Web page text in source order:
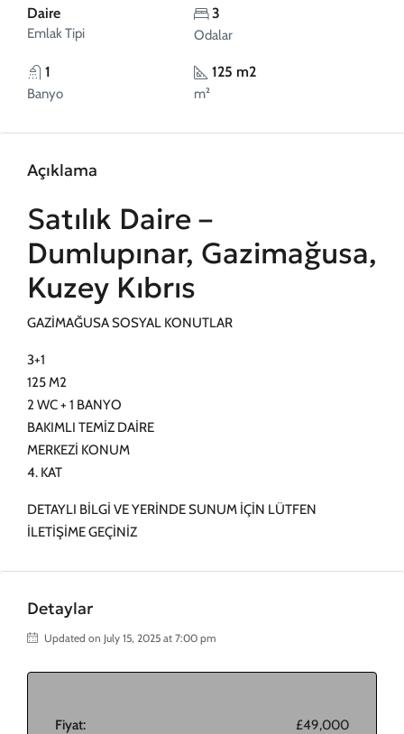
Daire
Emlak Tipi
3
Odalar
1
Banyo
125 m2
m²
Açıklama
Satılık Daire –
Dumlupınar, Gazimağusa,
Kuzey Kıbrıs
GAZİMAĞUSA SOSYAL KONUTLAR
3+1
125 M2
2 WC + 1 BANYO
BAKIMLI TEMİZ DAİRE
MERKEZİ KONUM
4. KAT
DETAYLI BİLGİ VE YERİNDE SUNUM İÇİN LÜTFEN
İLETİŞİME GEÇİNİZ
Detaylar
Updated on July 15, 2025 at 7:00 pm
Fiyat: £49,000